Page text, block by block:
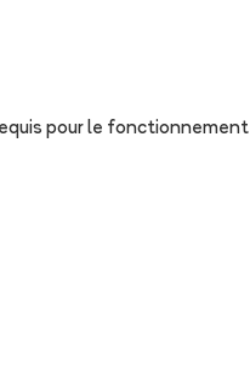
pour le fonctionnement